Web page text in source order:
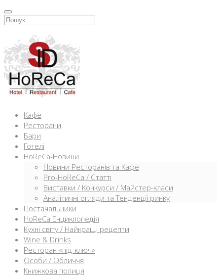
Перейти
кИскать:
Кафе
Ресторани
Бари
Готелі
HoReCa-Новини
Новини Ресторанів та Кафе
Pro-HoReCa / Статті
Виставки / Конкурси / Майстер-класи
Аналітичні огляди та Тенденції ринку
Постачальники
HoReCa Енциклопедія
Кухні світу / Найкращі рецепти
Wine & Drinks
Ресторан «під-ключ»
Особи / Обличчя
Книжкова полиця